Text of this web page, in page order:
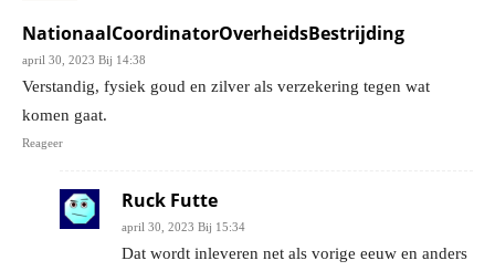
NationaalCoordinatorOverheidsBestrijding
april 30, 2023 Bij 14:38
Verstandig, fysiek goud en zilver als verzekering tegen wat
komen gaat.
Reageer
Ruck Futte
april 30, 2023 Bij 15:34
Dat wordt inleveren net als vorige eeuw en anders